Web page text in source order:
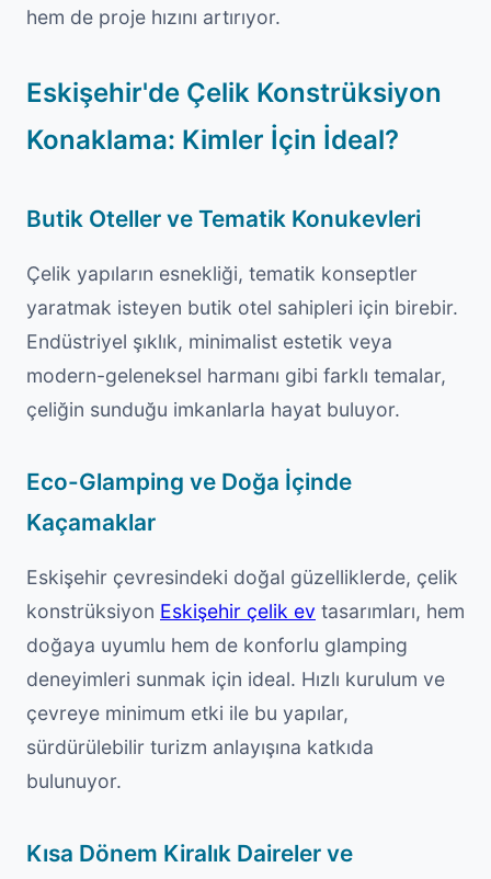
hem de proje hızını artırıyor.
Eskişehir'de Çelik Konstrüksiyon
Konaklama: Kimler İçin İdeal?
Butik Oteller ve Tematik Konukevleri
Çelik yapıların esnekliği, tematik konseptler
yaratmak isteyen butik otel sahipleri için birebir.
Endüstriyel şıklık, minimalist estetik veya
modern-geleneksel harmanı gibi farklı temalar,
çeliğin sunduğu imkanlarla hayat buluyor.
Eco-Glamping ve Doğa İçinde
Kaçamaklar
Eskişehir çevresindeki doğal güzelliklerde, çelik
konstrüksiyon Eskişehir çelik ev tasarımları, hem
doğaya uyumlu hem de konforlu glamping
deneyimleri sunmak için ideal. Hızlı kurulum ve
çevreye minimum etki ile bu yapılar,
sürdürülebilir turizm anlayışına katkıda
bulunuyor.
Kısa Dönem Kiralık Daireler ve